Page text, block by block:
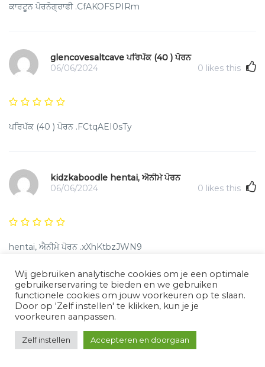
ਕਾਰਟੂਨ ਪੋਰਨੋਗ੍ਰਾਫੀ .CfAKOFSPIRm
glencovesaltcave ਪਰਿਪੱਕ (40 ) ਪੋਰਨ
06/06/2024
0 likes this
ਪਰਿਪੱਕ (40 ) ਪੋਰਨ .FCtqAEI0sTy
kidzkaboodle hentai, ਐਨੀਮੇ ਪੋਰਨ
06/06/2024
0 likes this
hentai, ਐਨੀਮੇ ਪੋਰਨ .xXhKtbzJWN9
gobigbrain 異人種間のポルノ
06/06/2024
0
Wij gebruiken analytische cookies om je een optimale
gebruikerservaring te bieden en we gebruiken
functionele cookies om jouw voorkeuren op te slaan.
Door op 'Zelf instellen' te klikken, kun je je
voorkeuren aanpassen.
Zelf instellen Accepteren en doorgaan